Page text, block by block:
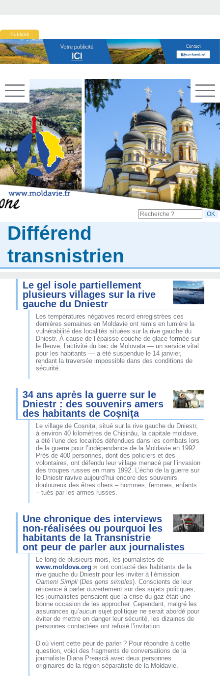
Publicité
Différend
transnistrien
Le gel isole partiellement
plusieurs villages sur la rive
gauche du Dniestr
Les températures négatives record enregistrées ces
dernières semaines en Moldavie ont remis en lumière la
vulnérabilité des localités situées sur la rive gauche du
Dniestr. À cause de l’épaisse couche de glace formée sur
le fleuve, l’activité du bac de Molovata — un service vital
pour les habitants — a été suspendue le 14 janvier,
rendant la traversée impossible dans des conditions de
sécurité.
34 ans après la guerre sur le
Dniestr : des souvenirs amers
des habitants de Coșnița
Le village de Coșnița, situé sur la rive gauche du Dniestr,
à environ 40 kilomètres de Chișinău, la capitale moldave,
a été l’une des localités défendues dans les combats lors
de la guerre pour l’indépendance de la Moldavie en 1992.
Près de 400 personnes, dont des policiers et des
volontaires, ont défendu leur village menacé par l’invasion
des troupes russes en mars 1992. L’écho de la guerre sur
le Dniestr ravive aujourd’hui encore des souvenirs
douloureux des êtres chers – hommes, femmes, enfants
– tués par les armes russes.
Une chronique des interviews
non-réalisées ou pourquoi les
habitants de la Transnistrie
ont peur de parler aux journalistes
Le long de plusieurs mois, les journalistes de
www.moldova.org
ont contacté des habitants de la
rive gauche du Dniestr pour les inviter à l’émission
Oameni Simpli (Des gens simples). Conscients de leur
réticence à parler ouvertement sur des sujets politiques,
les journalistes pensaient que la crise du gaz était une
bonne occasion de les approcher. Cependant, malgré les
assurances qu’aucun sujet politique ne serait abordé pour
éviter de mettre en danger leur sécurité, les dizaines de
personnes contactées ont refusé l’invitation.
D’où vient cette peur de parler ? Pour répondre à cette
question, voici des fragments de conversations de la
journaliste Diana Preașcă avec deux personnes
originaires de la région séparatiste de la Moldavie.